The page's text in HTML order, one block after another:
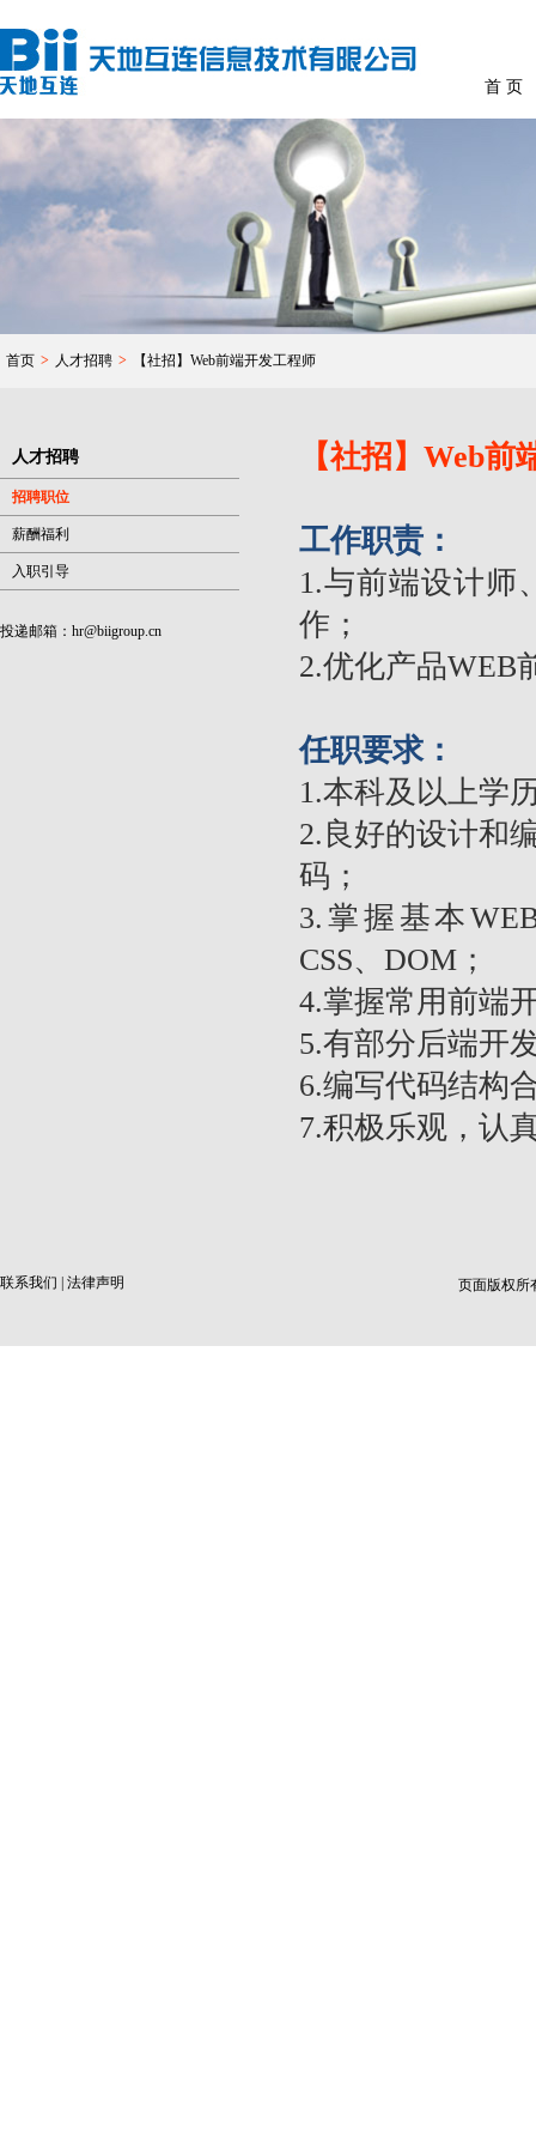
首 页
首页 > 人才招聘 > 【社招】Web前端开发工程师
人才招聘
招聘职位
薪酬福利
入职引导
投递邮箱： hr@biigroup.cn
【社招】Web前
工作职责：
1.与前端设计师
作；
2.优化产品WEB
任职要求：
1.本科及以上学
2.良好的设计和
码；
3.掌握基本
CSS、DOM；
4.掌握常用前端
5.有部分后端开
6.编写代码结构
7.积极乐观，认
联系我们 法律声明 页面版权所